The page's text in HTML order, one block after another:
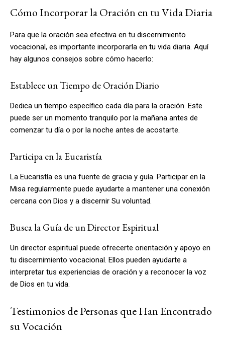
Cómo Incorporar la Oración en tu Vida Diaria
Para que la oración sea efectiva en tu discernimiento
vocacional, es importante incorporarla en tu vida diaria. Aquí
hay algunos consejos sobre cómo hacerlo:
Establece un Tiempo de Oración Diario
Dedica un tiempo específico cada día para la oración. Este
puede ser un momento tranquilo por la mañana antes de
comenzar tu día o por la noche antes de acostarte.
Participa en la Eucaristía
La Eucaristía es una fuente de gracia y guía. Participar en la
Misa regularmente puede ayudarte a mantener una conexión
cercana con Dios y a discernir Su voluntad.
Busca la Guía de un Director Espiritual
Un director espiritual puede ofrecerte orientación y apoyo en
tu discernimiento vocacional. Ellos pueden ayudarte a
interpretar tus experiencias de oración y a reconocer la voz
de Dios en tu vida.
Testimonios de Personas que Han Encontrado
su Vocación